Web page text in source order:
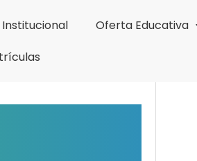
Oferta Educativa